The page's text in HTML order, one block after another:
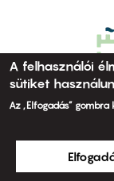
A felhasználói
sütiket
Az „Elfogadás”